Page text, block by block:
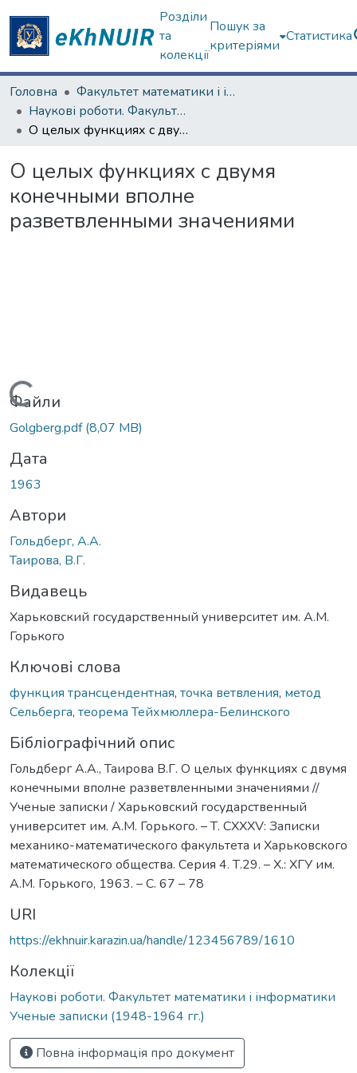
Розділи
та
колекції
Пошук за
критеріями
Статистика
Головна
Факультет математики і інформатики
Наукові роботи. Факультет математики і інформатики
О целых функциях с двумя конечными вполне разветвленными значениями
О целых функциях с двумя
конечными вполне
разветвленными значениями
Вантажиться...
Файли
Golgberg.pdf(8,07 MB)
Дата
1963
Автори
Гольдберг, А.А.
Таирова, В.Г.
Видавець
Харьковский государственный университет им. А.М.
Горького
Ключові слова
функция трансцендентная, точка ветвления, метод
Сельберга, теорема Тейхмюллера-Белинского
Бібліографічний опис
Гольдберг А.А., Таирова В.Г. О целых функциях с двумя
конечными вполне разветвленными значениями //
Ученые записки / Харьковский государственный
университет им. А.М. Горького. – Т. СХХХV: Записки
механико-математического факультета и Харьковского
математического общества. Серия 4. Т.29. – Х.: ХГУ им.
А.М. Горького, 1963. – С. 67 – 78
URI
https://ekhnuir.karazin.ua/handle/123456789/1610
Колекції
Наукові роботи. Факультет математики і інформатики
Ученые записки (1948-1964 гг.)
Повна інформація про документ